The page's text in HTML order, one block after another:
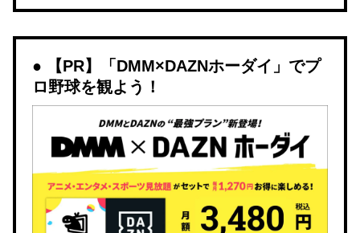
【PR】「DMM×DAZNホーダイ」でプ
ロ野球を観よう！